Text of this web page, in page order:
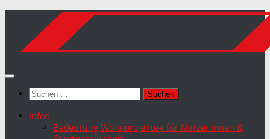
springen
Suchen
nach:
Infos
Bedeutung Wohnprojekte+ für Nutzer:innen &